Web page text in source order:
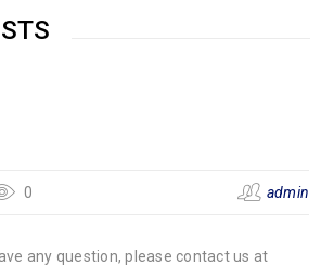
0 admin
any question, please contact us at